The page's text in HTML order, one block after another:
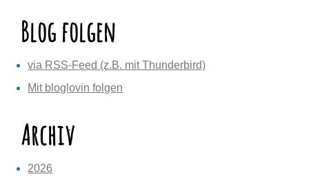
Blog folgen
via RSS-Feed (z.B. mit Thunderbird)
Mit bloglovin folgen
Archiv
2026